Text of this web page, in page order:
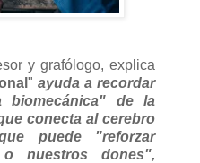
y grafólogo, explica
" ayuda a recordar
biomecánica" de la
conecta al cerebro
puede "reforzar
nuestros dones",